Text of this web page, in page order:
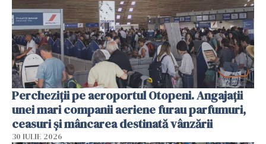
Percheziții pe aeroportul Otopeni. Angajații
unei mari companii aeriene furau parfumuri,
ceasuri și mâncarea destinată vânzării
30 IULIE 2026